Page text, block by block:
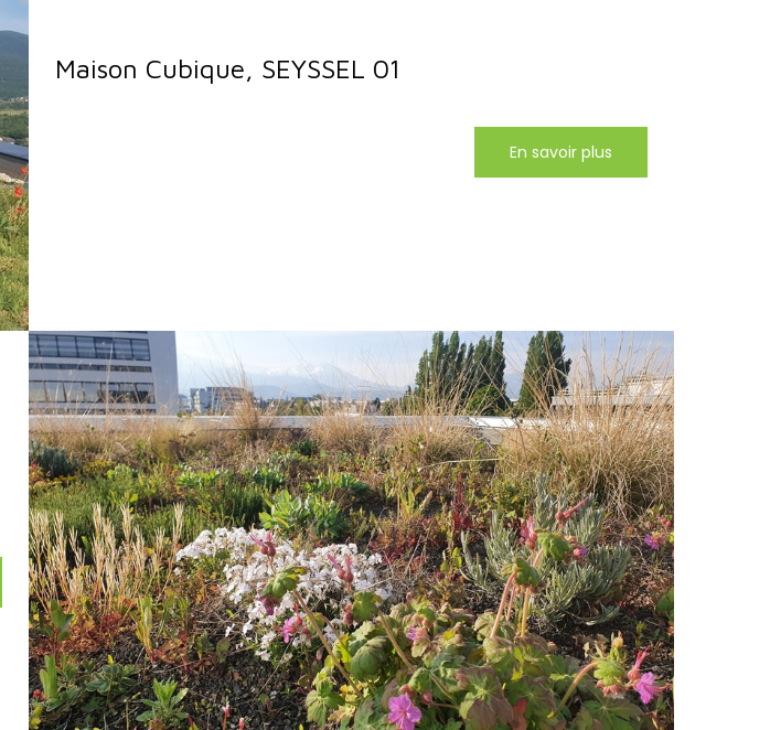
Maison Cubique, SEYSSEL 01
En savoir plus